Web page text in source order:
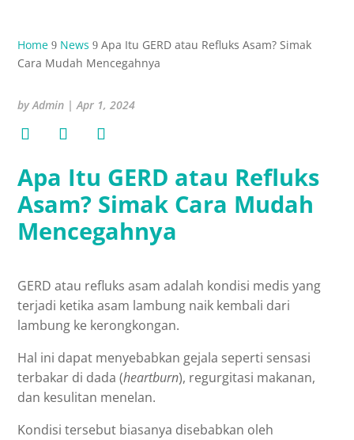
Home 9 News 9 Apa Itu GERD atau Refluks Asam? Simak
Cara Mudah Mencegahnya
byAdmin |Apr 1, 2024
Apa Itu GERD atau Refluks
Asam? Simak Cara Mudah
Mencegahnya
GERD atau refluks asam adalah kondisi medis yang
terjadi ketika asam lambung naik kembali dari
lambung ke kerongkongan.
Hal ini dapat menyebabkan gejala seperti sensasi
terbakar di dada (heartburn), regurgitasi makanan,
dan kesulitan menelan.
Kondisi tersebut biasanya disebabkan oleh